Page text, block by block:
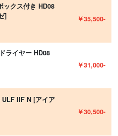
クス付き HD08
]
￥35,500-
ライヤー HD08
￥31,000-
IIF N [アイア
￥30,500-